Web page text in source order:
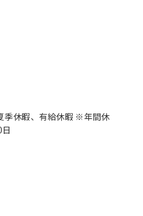
季休暇、有給休暇 ※年間休